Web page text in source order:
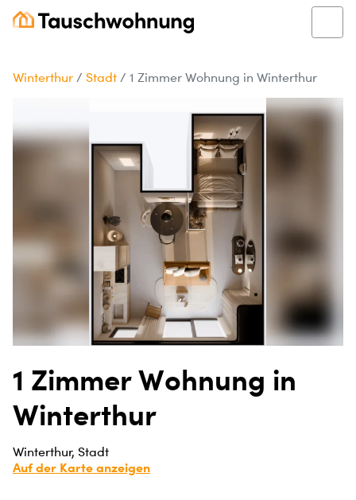
Winterthur / Stadt / 1 Zimmer Wohnung in Winterthur
1 Zimmer Wohnung in
Winterthur
Winterthur, Stadt
Auf der Karte anzeigen